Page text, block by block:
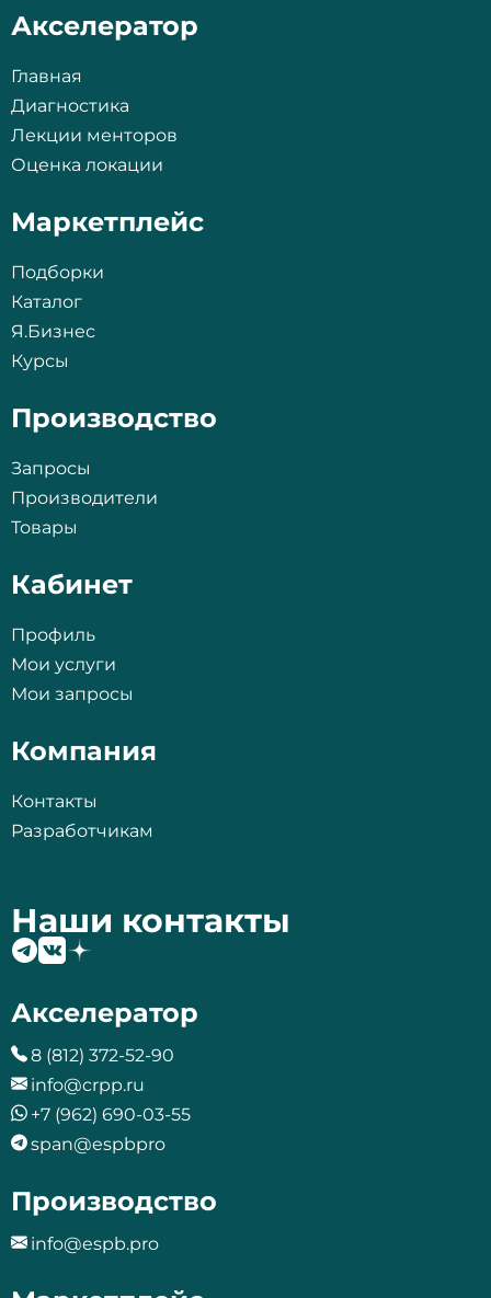
Акселератор
Главная
Диагностика
Лекции менторов
Оценка локации
Маркетплейс
Подборки
Каталог
Я.Бизнес
Курсы
Производство
Запросы
Производители
Товары
Кабинет
Профиль
Мои услуги
Мои запросы
Компания
Контакты
Разработчикам
Наши контакты
Акселератор
8 (812) 372-52-90
info@crpp.ru
+7 (962) 690-03-55
span@espbpro
Производство
info@espb.pro